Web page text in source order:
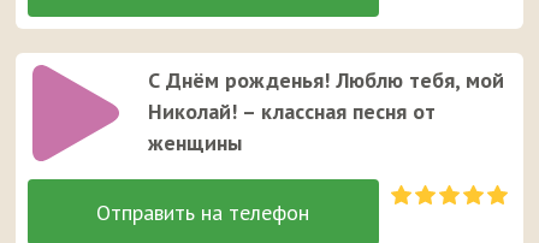
С Днём рожденья! Люблю тебя, мой
Николай! – классная песня от
женщины